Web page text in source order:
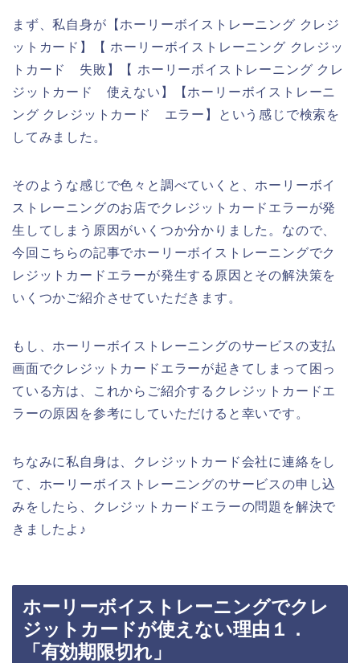
まず、私自身が【ホーリーボイストレーニング クレジ
ットカード】【 ホーリーボイストレーニング クレジッ
トカード 失敗】【 ホーリーボイストレーニング クレ
ジットカード 使えない】【ホーリーボイストレーニ
ング クレジットカード エラー】という感じで検索を
してみました。
そのような感じで色々と調べていくと、ホーリーボイ
ストレーニングのお店でクレジットカードエラーが発
生してしまう原因がいくつか分かりました。なので、
今回こちらの記事でホーリーボイストレーニングでク
レジットカードエラーが発生する原因とその解決策を
いくつかご紹介させていただきます。
もし、ホーリーボイストレーニングのサービスの支払
画面でクレジットカードエラーが起きてしまって困っ
ている方は、これからご紹介するクレジットカードエ
ラーの原因を参考にしていただけると幸いです。
ちなみに私自身は、クレジットカード会社に連絡をし
て、ホーリーボイストレーニングのサービスの申し込
みをしたら、クレジットカードエラーの問題を解決で
きましたよ♪
ホーリーボイストレーニングでクレ
ジットカードが使えない理由１．
「有効期限切れ」